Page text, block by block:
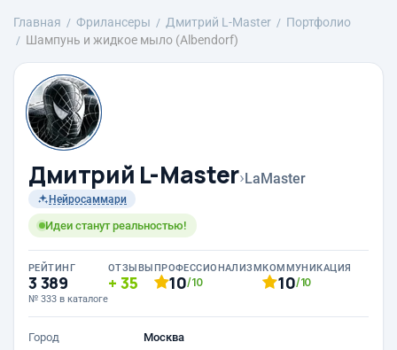
Главная Фрилансеры Дмитрий L-Master
Портфолио
Шампунь и жидкое мыло (Albendorf)
Дмитрий L-Master›LaMaster
Нейросаммари
Идеи станут реальностью!
РЕЙТИНГ
3 389
№ 333 в каталоге
ОТЗЫВЫ
35
ПРОФЕССИОНАЛИЗМ
10/10
КОММУНИКАЦИЯ
10/10
Город
Москва